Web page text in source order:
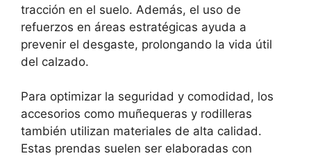
tracción en el suelo. Además, el uso de
refuerzos en áreas estratégicas ayuda a
prevenir el desgaste, prolongando la vida útil
del calzado.
Para optimizar la seguridad y comodidad, los
accesorios como muñequeras y rodilleras
también utilizan materiales de alta calidad.
Estas prendas suelen ser elaboradas con